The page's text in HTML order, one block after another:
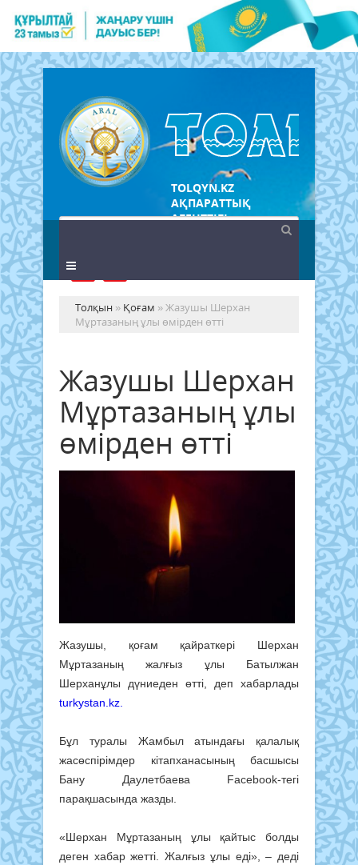
TOLQYN.KZ
АҚПАРАТТЫҚ
АГЕНТТІГІ
Толқын » Қоғам » Жазушы Шерхан
Мұртазаның ұлы өмірден өтті
Жазушы Шерхан
Мұртазаның ұлы
өмірден өтті
Жазушы, қоғам қайраткері Шерхан
Мұртазаның жалғыз ұлы Батылжан
Шерханұлы дүниеден өтті, деп хабарлады
turkystan.kz.
Бұл туралы Жамбыл атындағы қалалық
жасөспірімдер кітапханасының басшысы
Бану Даулетбаева Facebook-тегі
парақшасында жазды.
«Шерхан Мұртазаның ұлы қайтыс болды
деген хабар жетті. Жалғыз ұлы еді», – деді